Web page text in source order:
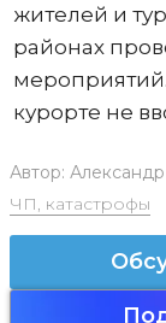
жителей и
районах
курорте не
Автор:
ЧП, катастрофы